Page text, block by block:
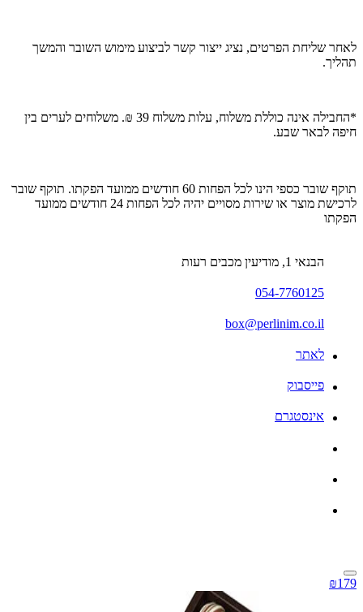
לאחר שליחת הפרטים, נציג ייצור קשר לביצוע מימוש השובר והמשך
תהליך.
*החבילה אינה כוללת משלוח, עלות משלוח 39 ₪. משלוחים לערים בין
חיפה לבאר שבע.
תוקף שובר כספי הינו לכל הפחות 60 חודשים ממועד הפקתו. תוקף שובר
לרכישת מוצר או שירות מסויים יהיה לכל הפחות 24 חודשים ממועד
הפקתו
הבנאי 1, מודיעין מכבים רעות
054-7760125
box@perlinim.co.il
לאתר
פייסבוק
אינסטגרם
₪179